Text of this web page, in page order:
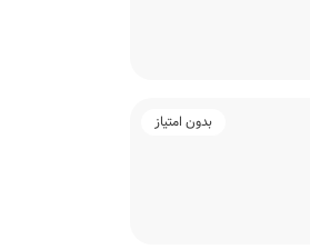
بدون امتیاز